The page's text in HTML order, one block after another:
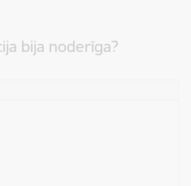
bija noderīga?